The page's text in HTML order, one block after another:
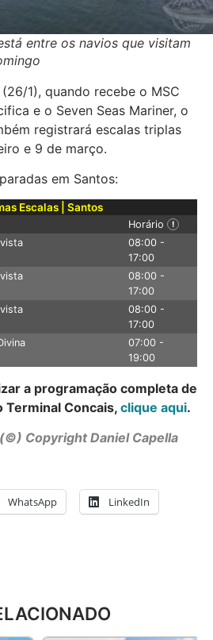
entre os navios que visitam
1), quando recebe o MSC
e o Seven Seas Mariner, o
registrará escalas triplas
e 9 de março.
em Santos:
Escalas | Santos
Horário !
08:00 -
17:00
08:00 -
17:00
08:00 -
17:00
07:00 -
19:00
a programação completa de
Terminal Concais,clique aqui.
Copyright Daniel Capella
WhatsApp LinkedIn